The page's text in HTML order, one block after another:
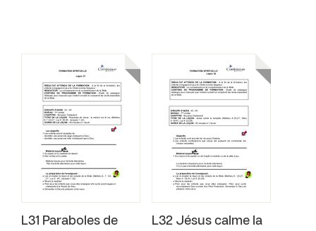
L31 Paraboles de L32 Jésus calme la